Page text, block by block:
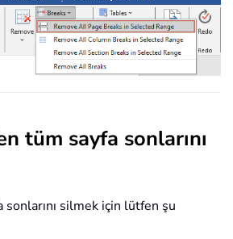
tüm sayfa sonlarını
silmek için lütfen şu